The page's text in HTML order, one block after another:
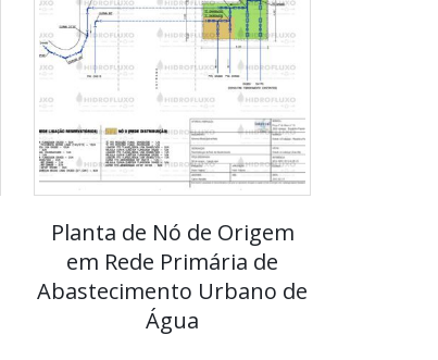
Planta de Nó de Origem
em Rede Primária de
Abastecimento Urbano de
Água